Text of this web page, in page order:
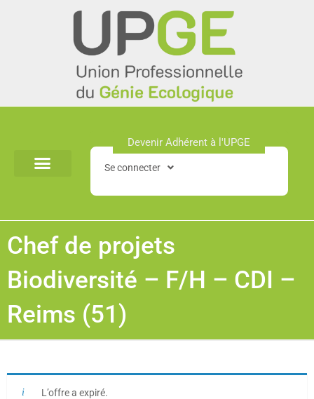
Devenir Adhérent à l'UPGE​
Se connecter
Chef de projets
Biodiversité – F/H – CDI –
Reims (51)
L’offre a expiré.